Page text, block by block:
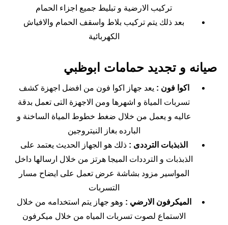
تركيب الارضية و تبليط جميع اجزاء الحمام
بعد ذلك يتم تركيب بلاط واسقف الحمام والافياش
الكهربائية
صيانه و تجديد حمامات ابوظبي
اكوا فون : يعد جهاز اكوا فون من افضل اجهزة كشف
تسربات المياة و اشهرها ومن الاجهزة التى تعمل بدقة
عاليه و يعمل من خلال ضغط خطوط المياة الساخنة و
البارده بغاز النيتروجين
الذبذبات الترددى : ذلك هو الجهاز الحديث يعتمد على
الذبذبات و الترددات الميجا هرتز من خلال ارسالها داخل
المواسير مزود بشاشة عرض تعمل على ايضاح مسار
التسربات
الميكرفون الارضي : وهو جهاز يتم استخدامه من خلال
الاستماع لصوت تسربات المياه من خلال ميكرفون